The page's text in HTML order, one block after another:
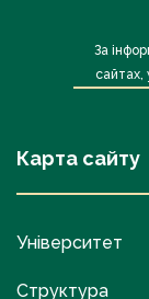
За
сайтах,
Карта сайту
Університет
Структура